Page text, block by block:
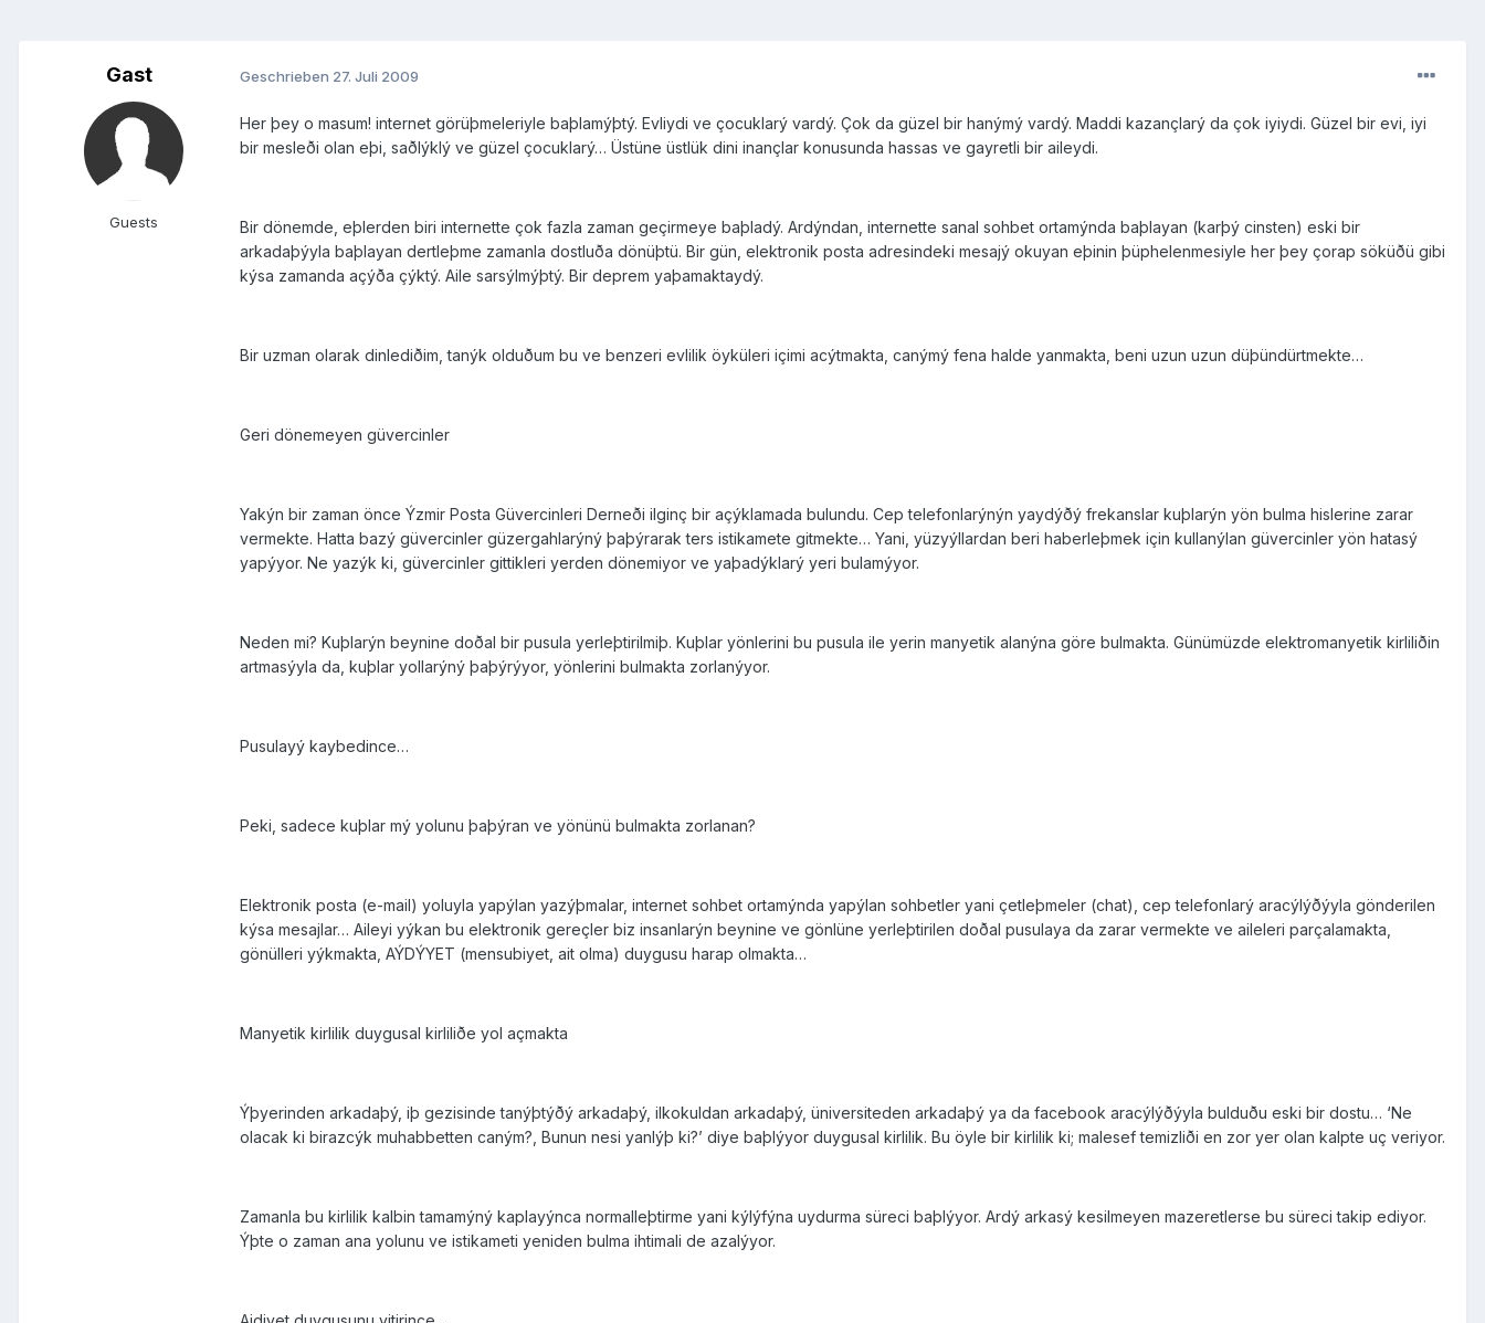
Gast
Guests
Geschrieben 27. Juli 2009
Her þey o masum! internet görüþmeleriyle baþlamýþtý. Evliydi ve çocuklarý vardý. Çok da güzel bir hanýmý vardý. Maddi kazançlarý da çok iyiydi. Güzel bir evi, iyi
bir mesleði olan eþi, saðlýklý ve güzel çocuklarý… Üstüne üstlük dini inançlar konusunda hassas ve gayretli bir aileydi.
Bir dönemde, eþlerden biri internette çok fazla zaman geçirmeye baþladý. Ardýndan, internette sanal sohbet ortamýnda baþlayan (karþý cinsten) eski bir
arkadaþýyla baþlayan dertleþme zamanla dostluða dönüþtü. Bir gün, elektronik posta adresindeki mesajý okuyan eþinin þüphelenmesiyle her þey çorap söküðü gibi
kýsa zamanda açýða çýktý. Aile sarsýlmýþtý. Bir deprem yaþamaktaydý.
Bir uzman olarak dinlediðim, tanýk olduðum bu ve benzeri evlilik öyküleri içimi acýtmakta, canýmý fena halde yanmakta, beni uzun uzun düþündürtmekte…
Geri dönemeyen güvercinler
Yakýn bir zaman önce Ýzmir Posta Güvercinleri Derneði ilginç bir açýklamada bulundu. Cep telefonlarýnýn yaydýðý frekanslar kuþlarýn yön bulma hislerine zarar
vermekte. Hatta bazý güvercinler güzergahlarýný þaþýrarak ters istikamete gitmekte… Yani, yüzyýllardan beri haberleþmek için kullanýlan güvercinler yön hatasý
yapýyor. Ne yazýk ki, güvercinler gittikleri yerden dönemiyor ve yaþadýklarý yeri bulamýyor.
Neden mi? Kuþlarýn beynine doðal bir pusula yerleþtirilmiþ. Kuþlar yönlerini bu pusula ile yerin manyetik alanýna göre bulmakta. Günümüzde elektromanyetik kirliliðin
artmasýyla da, kuþlar yollarýný þaþýrýyor, yönlerini bulmakta zorlanýyor.
Pusulayý kaybedince…
Peki, sadece kuþlar mý yolunu þaþýran ve yönünü bulmakta zorlanan?
Elektronik posta (e-mail) yoluyla yapýlan yazýþmalar, internet sohbet ortamýnda yapýlan sohbetler yani çetleþmeler (chat), cep telefonlarý aracýlýðýyla gönderilen
kýsa mesajlar… Aileyi yýkan bu elektronik gereçler biz insanlarýn beynine ve gönlüne yerleþtirilen doðal pusulaya da zarar vermekte ve aileleri parçalamakta,
gönülleri yýkmakta, AÝDÝYET (mensubiyet, ait olma) duygusu harap olmakta…
Manyetik kirlilik duygusal kirliliðe yol açmakta
Ýþyerinden arkadaþý, iþ gezisinde tanýþtýðý arkadaþý, ilkokuldan arkadaþý, üniversiteden arkadaþý ya da facebook aracýlýðýyla bulduðu eski bir dostu… ‘Ne
olacak ki birazcýk muhabbetten caným?, Bunun nesi yanlýþ ki?’ diye baþlýyor duygusal kirlilik. Bu öyle bir kirlilik ki; malesef temizliði en zor yer olan kalpte uç veriyor.
Zamanla bu kirlilik kalbin tamamýný kaplayýnca normalleþtirme yani kýlýfýna uydurma süreci baþlýyor. Ardý arkasý kesilmeyen mazeretlerse bu süreci takip ediyor.
Ýþte o zaman ana yolunu ve istikameti yeniden bulma ihtimali de azalýyor.